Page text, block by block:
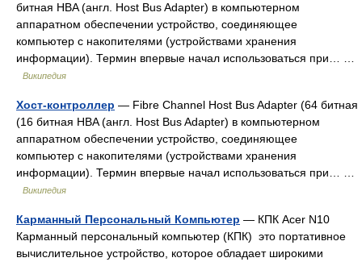
битная HBA (англ. Host Bus Adapter) в компьютерном
аппаратном обеспечении устройство, соединяющее
компьютер с накопителями (устройствами хранения
информации). Термин впервые начал использоваться при… …
Википедия
Хост-контроллер — Fibre Channel Host Bus Adapter (64 битная
(16 битная HBA (англ. Host Bus Adapter) в компьютерном
аппаратном обеспечении устройство, соединяющее
компьютер с накопителями (устройствами хранения
информации). Термин впервые начал использоваться при… …
Википедия
Карманный Персональный Компьютер — КПК Acer N10
Карманный персональный компьютер (КПК) это портативное
вычислительное устройство, которое обладает широкими